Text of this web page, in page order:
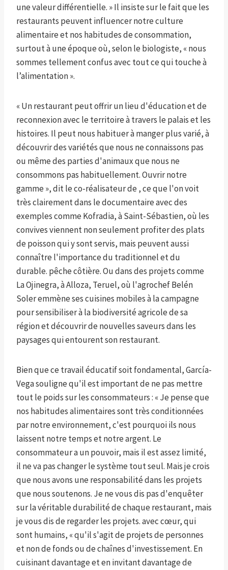
une valeur différentielle. » Il insiste sur le fait que les
restaurants peuvent influencer notre culture
alimentaire et nos habitudes de consommation,
surtout à une époque où, selon le biologiste, « nous
sommes tellement confus avec tout ce qui touche à
l’alimentation ».
« Un restaurant peut offrir un lieu d'éducation et de
reconnexion avec le territoire à travers le palais et les
histoires. Il peut nous habituer à manger plus varié, à
découvrir des variétés que nous ne connaissons pas
ou même des parties d'animaux que nous ne
consommons pas habituellement. Ouvrir notre
gamme », dit le co-réalisateur de , ce que l'on voit
très clairement dans le documentaire avec des
exemples comme Kofradia, à Saint-Sébastien, où les
convives viennent non seulement profiter des plats
de poisson qui y sont servis, mais peuvent aussi
connaître l'importance du traditionnel et du
durable. pêche côtière. Ou dans des projets comme
La Ojinegra, à Alloza, Teruel, où l'agrochef Belén
Soler emmène ses cuisines mobiles à la campagne
pour sensibiliser à la biodiversité agricole de sa
région et découvrir de nouvelles saveurs dans les
paysages qui entourent son restaurant.
Bien que ce travail éducatif soit fondamental, García-
Vega souligne qu'il est important de ne pas mettre
tout le poids sur les consommateurs : « Je pense que
nos habitudes alimentaires sont très conditionnées
par notre environnement, c'est pourquoi ils nous
laissent notre temps et notre argent. Le
consommateur a un pouvoir, mais il est assez limité,
il ne va pas changer le système tout seul. Mais je crois
que nous avons une responsabilité dans les projets
que nous soutenons. Je ne vous dis pas d'enquêter
sur la véritable durabilité de chaque restaurant, mais
je vous dis de regarder les projets. avec cœur, qui
sont humains, « qu'il s'agit de projets de personnes
et non de fonds ou de chaînes d'investissement. En
cuisinant davantage et en invitant davantage de